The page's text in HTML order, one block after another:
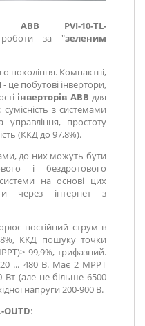
ABB PVI-10-TL-
за "зеленим
покоління. Компактні,
- це побутові інвертори,
інверторів ABB для
з системами
управління, простоту
(ККД до 97,8%).
до них можуть бути
і бездротового
на основі цих
через інтернет з
постійний струм в
ККД пошуку точки
99,9%, трифазний.
... 480 В. Має 2 MPPT
Вт (але не більше 6500
напруги 200-900 В.
OUTD: